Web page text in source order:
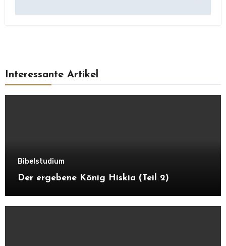
Interessante Artikel
Bibelstudium
Der ergebene König Hiskia (Teil 2)